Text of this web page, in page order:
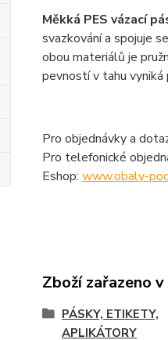
Měkká PES vázací
svazkování a spojuje
obou materiálů je
pevností v tahu
Pro objednávky a
Pro telefonické
Eshop: www.obaly-
Zboží zařazeno
PÁSKY, ETIKETY,
APLIKÁTORY